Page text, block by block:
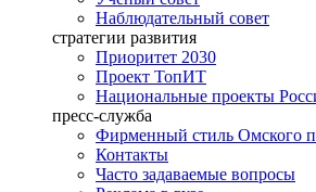
Наблюдательный совет
стратегии развития
Приоритет 2030
Проект ТопИТ
Национальные проекты
пресс-служба
Фирменный стиль Омского
Контакты
Часто задаваемые вопросы